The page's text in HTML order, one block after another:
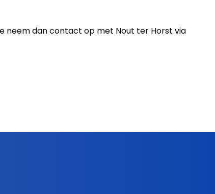
neem dan contact op met Nout ter Horst via